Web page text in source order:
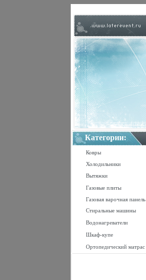
Категории:
Ковры
Холодильники
Вытяжки
Газовые плиты
Газовая варочная панель
Стиральные машины
Водонагреватели
Шкаф-купе
Ортопедический матрас